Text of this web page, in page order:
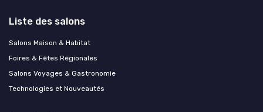
Liste des salons
Salons Maison & Habitat
Foires & Fêtes Régionales
Salons Voyages & Gastronomie
Technologies et Nouveautés